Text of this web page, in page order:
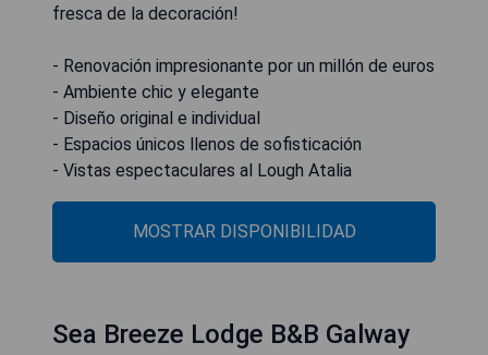
fresca de la decoración!
- Renovación impresionante por un millón de euros
- Ambiente chic y elegante
- Diseño original e individual
- Espacios únicos llenos de sofisticación
- Vistas espectaculares al Lough Atalia
MOSTRAR DISPONIBILIDAD
Sea Breeze Lodge B&B Galway